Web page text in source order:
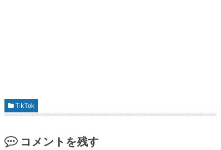
TikTok
コメントを残す